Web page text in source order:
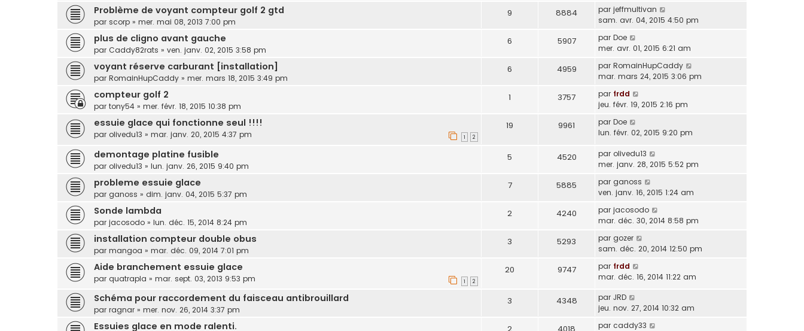
Problème de voyant compteur golf 2 gtd
par scorp » mer. mai 08, 2013 7:00 pm
9 8884 par jeffmultivan
sam. avr. 04, 2015 4:50 pm
plus de cligno avant gauche
par Caddy82rats » ven. janv. 02, 2015 3:58 pm
6 5907 par Doe
mer. avr. 01, 2015 6:21 am
voyant réserve carburant [installation]
par RomainHupCaddy » mer. mars 18, 2015 3:49 pm
6 4959 par RomainHupCaddy
mar. mars 24, 2015 3:06 pm
compteur golf 2
par tony54 » mer. févr. 18, 2015 10:38 pm
1 3757 par frdd
jeu. févr. 19, 2015 2:16 pm
essuie glace qui fonctionne seul !!!!
par olivedu13 » mar. janv. 20, 2015 4:37 pm 1 2
19 9961 par Doe
lun. févr. 02, 2015 9:20 pm
demontage platine fusible
par olivedu13 » lun. janv. 26, 2015 9:40 pm
5 4520 par olivedu13
mer. janv. 28, 2015 5:52 pm
probleme essuie glace
par ganoss » dim. janv. 04, 2015 5:37 pm
7 5885 par ganoss
ven. janv. 16, 2015 1:24 am
Sonde lambda
par jacosodo » lun. déc. 15, 2014 8:24 pm
2 4240 par jacosodo
mar. déc. 30, 2014 8:58 pm
installation compteur double obus
par mangoa » mar. déc. 09, 2014 7:01 pm
3 5293 par gozer
sam. déc. 20, 2014 12:50 pm
Aide branchement essuie glace
par quatrapla » mar. sept. 03, 2013 9:53 pm 1 2
20 9747 par frdd
mar. déc. 16, 2014 11:22 am
Schéma pour raccordement du faisceau antibrouillard
par ragnar » mer. nov. 26, 2014 3:37 pm
3 4348 par JRD
jeu. nov. 27, 2014 10:32 am
Essuies glace en mode ralenti. par caddy33